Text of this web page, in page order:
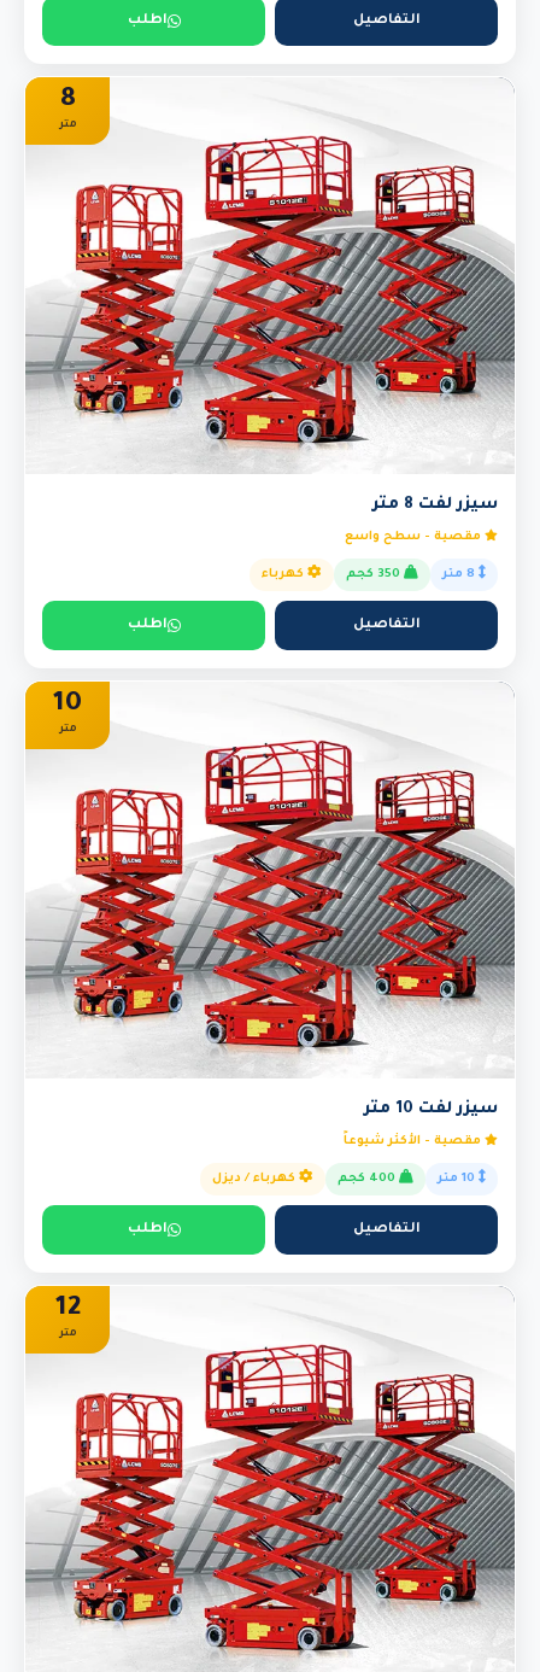
التفاصيل اطلب
8
متر
سيزر لفت 8 متر
مقصية - سطح واسع
كهرباء
التفاصيل اطلب
10
متر
سيزر لفت 10 متر
مقصية - الأكثر شيوعاً
كهرباء / ديزل
التفاصيل اطلب
12
متر